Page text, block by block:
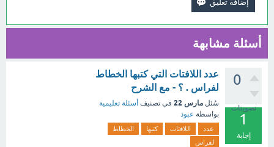
أسئلة مشابهة
0
تصويتات
1
إجابة
عدد اللافتات التي كتبها الخطاط
لفراس . ؟ - مع الشرح
سُئل مارس 22 في تصنيف أسئلة تعليمية
بواسطة عبود
عدد اللافتات كتبها
الخطاط
لفراس